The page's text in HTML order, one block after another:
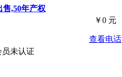
,50年产权
员未认证
￥0 元
查看电话